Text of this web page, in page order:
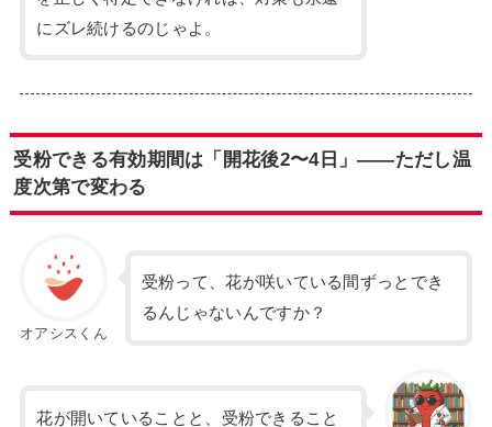
にズレ続けるのじゃよ。
受粉できる有効期間は「開花後2〜4日」——ただし温
度次第で変わる
オアシスくん
受粉って、花が咲いている間ずっとでき
るんじゃないんですか？
花が開いていることと、受粉できること